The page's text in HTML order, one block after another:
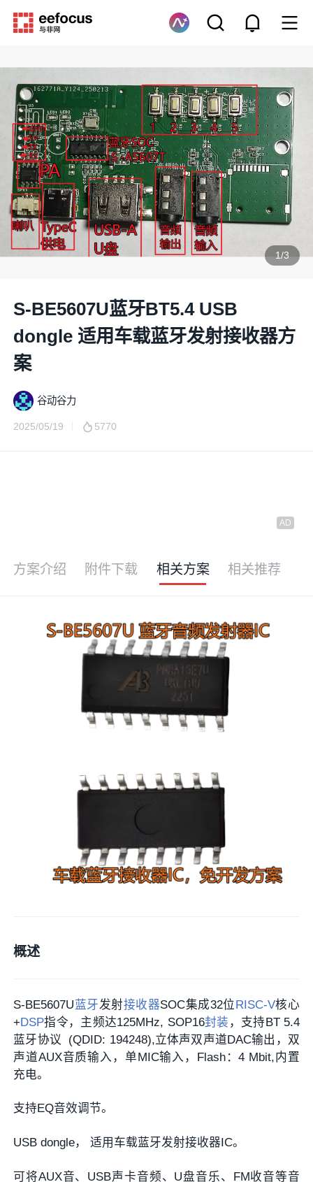
1/3
S-BE5607U蓝牙BT5.4 USB
dongle 适用车载蓝牙发射接收器方
案
谷动谷力
2025/05/19 5770
方案介绍 附件下载 相关方案 相关推荐
概述
S-BE5607U蓝牙发射接收器SOC集成32位RISC-V核心
+DSP指令，主频达125MHz, SOP16封装 ，支持BT 5.4
蓝牙协议 (QDID: 194248),立体声双声道DAC输出，双
声道AUX音质输入，单MIC输入，Flash：4 Mbit,内置
充电。
支持EQ音效调节。
USB dongle， 适用车载蓝牙发射接收器IC。
可将AUX音、USB声卡音频、U盘音乐、FM收音等音